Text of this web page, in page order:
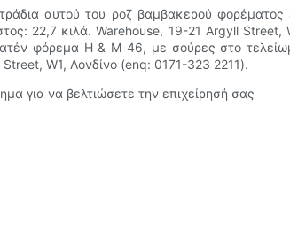
αυτού του ροζ βαμβακερού
22,7 κιλά. Warehouse, 19-21 Argyll
φόρεμα H & M 46, με σούρες στο
W1, Λονδίνο (enq: 0171-323 2211).